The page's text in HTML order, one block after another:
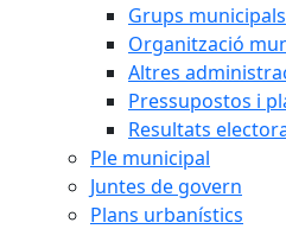
Grups municipals
Organització
Altres
Pressupostos i
Resultats
Ple municipal
Juntes de govern
Plans urbanístics